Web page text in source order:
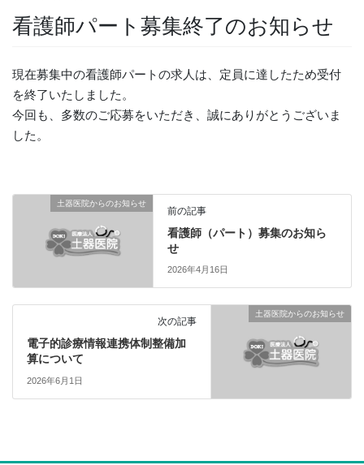
看護師パート募集終了のお知らせ
現在募集中の看護師パートの求人は、定員に達したため受付
を終了いたしました。
今回も、多数のご応募をいただき、誠にありがとうございま
した。
土器医院からのお知らせ
前の記事
看護師（パート）募集のお知ら
せ
2026年4月16日
土器医院からのお知らせ
次の記事
電子的診療情報連携体制整備加
算について
2026年6月1日